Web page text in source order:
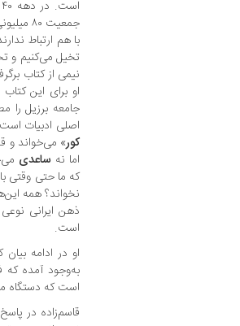
با هم ارتباط
تخیل می‌کنیم و
نیمی از کتاب
او برای این
جامعه برزیل را
اصلی ادبیات
کور» می‌خواند و
اما نه ساعدی
که ما حتی وقتی
نخواند؟ همه
ذهن ایرانی
است.
او در ادامه
به‌وجود آمده
است که دستگاه
قاسم‌زاده در